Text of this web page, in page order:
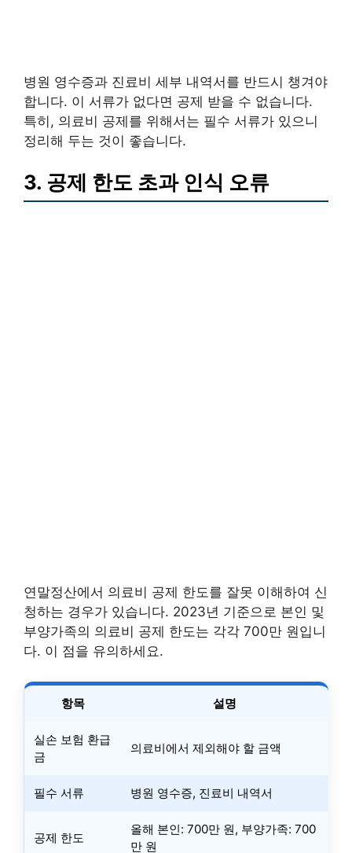
병원 영수증과 진료비 세부 내역서를 반드시 챙겨야
합니다. 이 서류가 없다면 공제 받을 수 없습니다.
특히, 의료비 공제를 위해서는 필수 서류가 있으니
정리해 두는 것이 좋습니다.
3. 공제 한도 초과 인식 오류
연말정산에서 의료비 공제 한도를 잘못 이해하여 신
청하는 경우가 있습니다. 2023년 기준으로 본인 및
부양가족의 의료비 공제 한도는 각각 700만 원입니
다. 이 점을 유의하세요.
항목 설명
실손 보험 환급
금
의료비에서 제외해야 할 금액
필수 서류 병원 영수증, 진료비 내역서
공제 한도
올해 본인: 700만 원, 부양가족: 700
만 원